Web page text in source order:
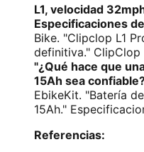
L1, velocidad
Especificaciones
Bike. "Clipclop L1
definitiva." ClipClop
"¿Qué hace que
15Ah sea
EbikeKit. "Batería
15Ah."
Referencias: